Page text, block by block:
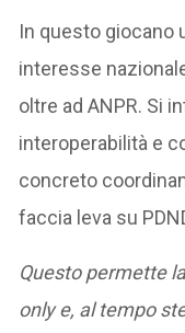
In questo giocano
interesse
oltre ad ANPR. Si
interoperabilità e
concreto
faccia leva su
Questo permette
only e, al tempo